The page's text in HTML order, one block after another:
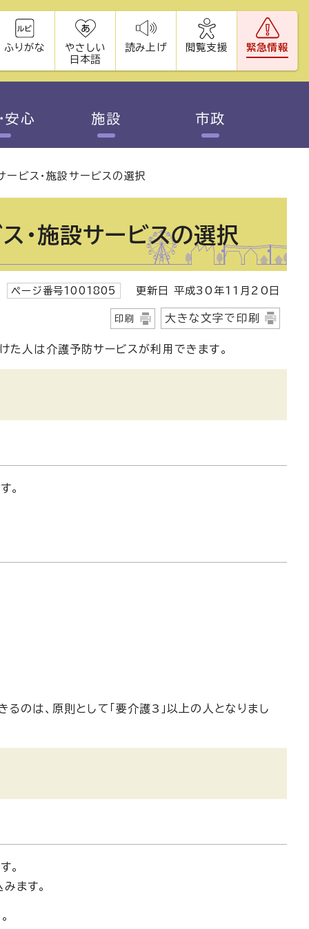
ふりがな
やさしい
日本語
読み上げ 閲覧支援 緊急情報
安心 施設 市政
ビス・施設サービスの選択
・施設サービスの選択
ページ番号1001805 更新日 平成30年11月20日
印刷 大きな文字で印刷
人は介護予防サービスが利用できます。
。
のは、原則として「要介護3」以上の人となりまし
。
ます。